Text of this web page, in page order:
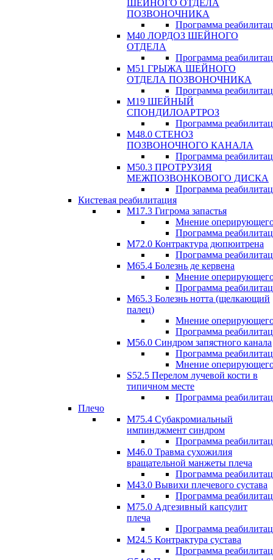
ШЕЙНОГО ОТДЕЛА
ПОЗВОНОЧНИКА
Программа
М40 ЛОРДОЗ ШЕЙНОГО
ОТДЕЛА
Программа
М51 ГРЫЖА ШЕЙНОГО
ОТДЕЛА ПОЗВОНОЧНИКА
Программа
М19 ШЕЙНЫЙ
СПОНДИЛОАРТРОЗ
Программа
М48.0 СТЕНОЗ
ПОЗВОНОЧНОГО КАНАЛА
Программа
М50.3 ПРОТРУЗИЯ
МЕЖПОЗВОНКОВОГО ДИСКА
Программа
Кистевая реабилитация
M17.3 Гигрома запастья
Мнение
Программа
М72.0 Контрактура дюпюитрена
Программа
M65.4 Болезнь де кервена
Мнение
Программа
М65.3 Болезнь нотта (щелкающий
палец)
Мнение
Программа
M56.0 Синдром запястного канала
Программа
Мнение
S52.5 Перелом лучевой кости в
типичном месте
Программа
Плечо
М75.4 Субакромиальный
импинджмент синдром
Программа
М46.0 Травма сухожилия
вращательной манжеты плеча
Программа
M43.0 Вывихи плечевого сустава
Программа
М75.0 Адгезивный капсулит
плеча
Программа
M24.5 Контрактура сустава
Программа